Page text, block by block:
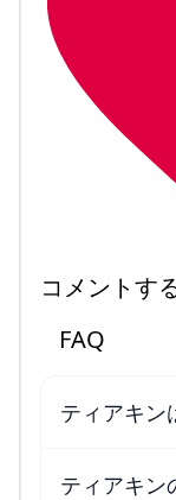
コメントす
FAQ
ティアキン
ティアキン